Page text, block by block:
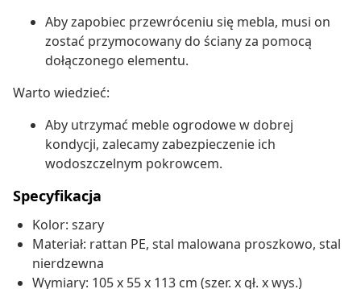
Aby zapobiec przewróceniu się mebla, musi on
zostać przymocowany do ściany za pomocą
dołączonego elementu.
Warto wiedzieć:
Aby utrzymać meble ogrodowe w dobrej
kondycji, zalecamy zabezpieczenie ich
wodoszczelnym pokrowcem.
Specyfikacja
Kolor: szary
Materiał: rattan PE, stal malowana proszkowo, stal
nierdzewna
Wymiary: 105 x 55 x 113 cm (szer. x gł. x wys.)